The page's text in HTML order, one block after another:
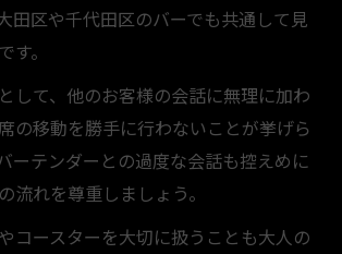
田区や千代田区のバーでも共通して見
す。
して、他のお客様の会話に無理に加わ
の移動を勝手に行わないことが挙げら
ーテンダーとの過度な会話も控えめに
流れを尊重しましょう。
コースターを大切に扱うことも大人の